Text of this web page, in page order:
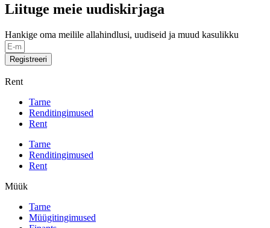
Liituge meie uudiskirjaga
Hankige oma meilile allahindlusi, uudiseid ja muud kasulikku
Registreeri
Rent
Tarne
Renditingimused
Rent
Tarne
Renditingimused
Rent
Müük
Tarne
Müügitingimused